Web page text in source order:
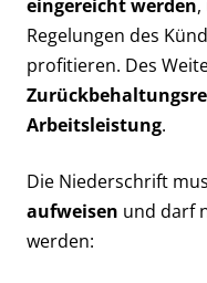
eingereicht werden
Regelungen des
profitieren. Des
Arbeitsleistung.
Die Niederschrift
aufweisen und darf
werden: